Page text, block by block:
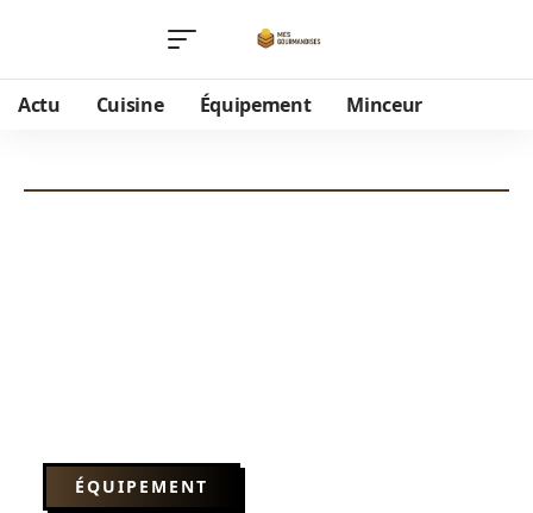
Actu Cuisine Équipement Minceur
ÉQUIPEMENT